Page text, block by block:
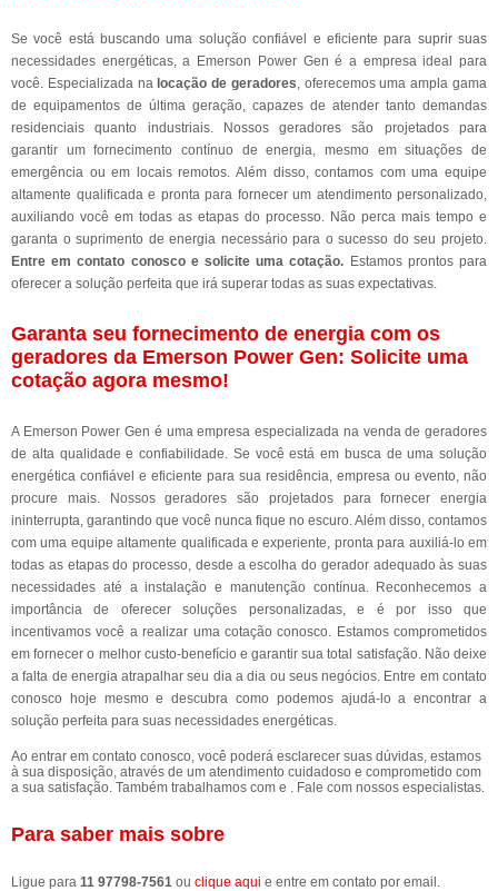
Se você está buscando uma solução confiável e eficiente para suprir suas
necessidades energéticas, a Emerson Power Gen é a empresa ideal para
você. Especializada na locação de geradores, oferecemos uma ampla gama
de equipamentos de última geração, capazes de atender tanto demandas
residenciais quanto industriais. Nossos geradores são projetados para
garantir um fornecimento contínuo de energia, mesmo em situações de
emergência ou em locais remotos. Além disso, contamos com uma equipe
altamente qualificada e pronta para fornecer um atendimento personalizado,
auxiliando você em todas as etapas do processo. Não perca mais tempo e
garanta o suprimento de energia necessário para o sucesso do seu projeto.
Entre em contato conosco e solicite uma cotação. Estamos prontos para
oferecer a solução perfeita que irá superar todas as suas expectativas.
Garanta seu fornecimento de energia com os
geradores da Emerson Power Gen: Solicite uma
cotação agora mesmo!
A Emerson Power Gen é uma empresa especializada na venda de geradores
de alta qualidade e confiabilidade. Se você está em busca de uma solução
energética confiável e eficiente para sua residência, empresa ou evento, não
procure mais. Nossos geradores são projetados para fornecer energia
ininterrupta, garantindo que você nunca fique no escuro. Além disso, contamos
com uma equipe altamente qualificada e experiente, pronta para auxiliá-lo em
todas as etapas do processo, desde a escolha do gerador adequado às suas
necessidades até a instalação e manutenção contínua. Reconhecemos a
importância de oferecer soluções personalizadas, e é por isso que
incentivamos você a realizar uma cotação conosco. Estamos comprometidos
em fornecer o melhor custo-benefício e garantir sua total satisfação. Não deixe
a falta de energia atrapalhar seu dia a dia ou seus negócios. Entre em contato
conosco hoje mesmo e descubra como podemos ajudá-lo a encontrar a
solução perfeita para suas necessidades energéticas.
Ao entrar em contato conosco, você poderá esclarecer suas dúvidas, estamos
à sua disposição, através de um atendimento cuidadoso e comprometido com
a sua satisfação. Também trabalhamos com e . Fale com nossos especialistas.
Para saber mais sobre
Ligue para 11 97798-7561 ou clique aqui e entre em contato por email.